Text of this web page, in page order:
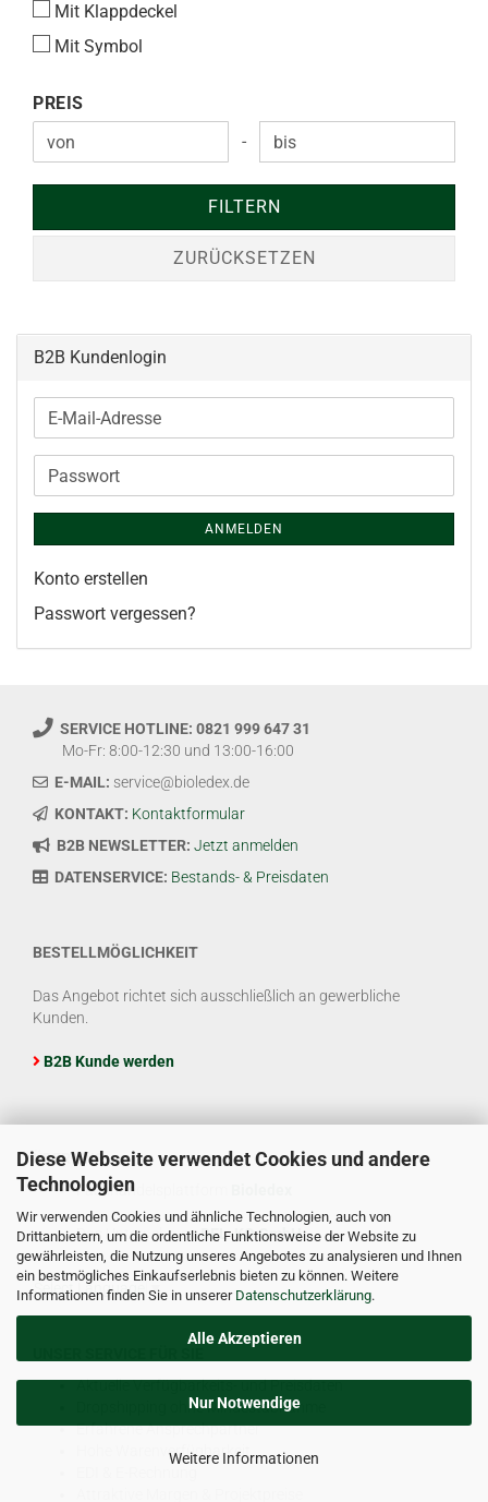
Diese Webseite verwendet Cookies und andere
Technologien
Wir verwenden Cookies und ähnliche Technologien, auch von
Drittanbietern, um die ordentliche Funktionsweise der Website zu
gewährleisten, die Nutzung unseres Angebotes zu analysieren und Ihnen
ein bestmögliches Einkaufserlebnis bieten zu können. Weitere
Informationen finden Sie in unserer Datenschutzerklärung.
Alle Akzeptieren
Nur Notwendige
Weitere Informationen
Mit Klappdeckel
Mit Symbol
PREIS
PREIS
Preis bis
-
FILTERN
ZURÜCKSETZEN
B2B Kundenlogin
E-
Mail-
Adresse
Passwort
ANMELDEN
Konto erstellen
Passwort vergessen?
SERVICE HOTLINE: 0821 999 647 31
Mo-Fr: 8:00-12:30 und 13:00-16:00
E-MAIL: service@bioledex.de
KONTAKT: Kontaktformular
B2B NEWSLETTER: Jetzt anmelden
DATENSERVICE: Bestands- & Preisdaten
BESTELLMÖGLICHKEIT
Das Angebot richtet sich ausschließlich an gewerbliche
Kunden.
B2B Kunde werden
ÜBER UNS
Fachhandelsplattform
Das UnternehmenDEL-KO GmbH
Select Language ▼
Aktuelle Verfügbarkeits- und Preisdaten
Dropshipping ohne Mindestabnahme
Erfahrene Ansprechpartner
Hohe Warenverfügbarkeit